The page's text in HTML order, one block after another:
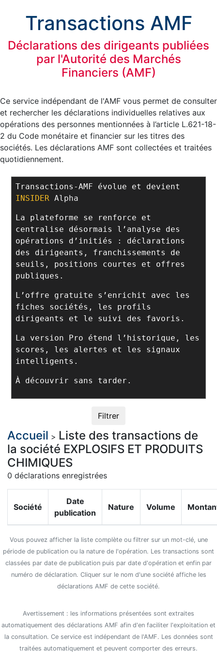
Transactions AMF
Déclarations des dirigeants publiées
par l'Autorité des Marchés
Financiers (AMF)
Ce service indépendant de l'AMF vous permet de consulter
et rechercher les déclarations individuelles relatives aux
opérations des personnes mentionnées à l’article L.621-18-
2 du Code monétaire et financier sur les titres des
sociétés. Les déclarations AMF sont collectées et traitées
quotidiennement.
Transactions-AMF évolue et devient
INSIDER Alpha
La plateforme se renforce et
centralise désormais l’analyse des
opérations d’initiés : déclarations
des dirigeants, franchissements de
seuils, positions courtes et offres
publiques.
L’offre gratuite s’enrichit avec les
fiches sociétés, les profils
dirigeants et le suivi des favoris.
La version Pro étend l’historique, les
scores, les alertes et les signaux
intelligents.
À découvrir sans tarder.
Filtrer
Accueil > Liste des transactions de
la société EXPLOSIFS ET PRODUITS
CHIMIQUES
0 déclarations enregistrées
Société
Date
publication
Nature Volume
Vous pouvez afficher la liste complète ou filtrer sur un mot-clé, une
période de publication ou la nature de l'opération. Les transactions sont
classées par date de publication puis par date d'opération et enfin par
numéro de déclaration. Cliquer sur le nom d'une société affiche les
déclarations AMF de cette société.
Avertissement : les informations présentées sont extraites
automatiquement des déclarations AMF afin d'en faciliter l'exploitation et
la consultation. Ce service est indépendant de l'AMF. Les données sont
traitées automatiquement et peuvent comporter des erreurs.